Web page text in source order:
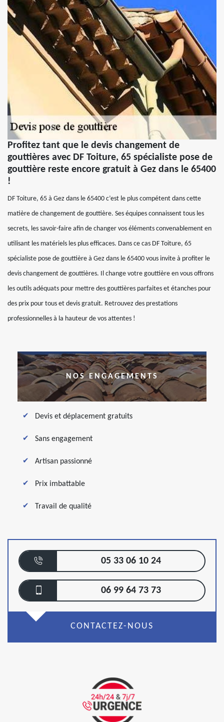
Profitez tant que le devis changement de
gouttières avec DF Toiture, 65 spécialiste pose de
gouttière reste encore gratuit à Gez dans le 65400
!
DF Toiture, 65 à Gez dans le 65400 c’est le plus compétent dans cette
matière de changement de gouttière. Ses équipes connaissent tous les
secrets, les savoir-faire afin de changer vos éléments convenablement en
utilisant les matériels les plus efficaces. Dans ce cas DF Toiture, 65
spécialiste pose de gouttière à Gez dans le 65400 vous invite à profiter le
devis changement de gouttières. Il change votre gouttière en vous offrons
les outils adéquats pour mettre des gouttières parfaites et étanches pour
des prix pour tous et devis gratuit. Retrouvez des prestations
professionnelles à la hauteur de vos attentes !
NOS ENGAGEMENTS
Devis et déplacement gratuits
Sans engagement
Artisan passionné
Prix imbattable
Travail de qualité
05 33 06 10 24
06 99 64 73 73
CONTACTEZ-NOUS